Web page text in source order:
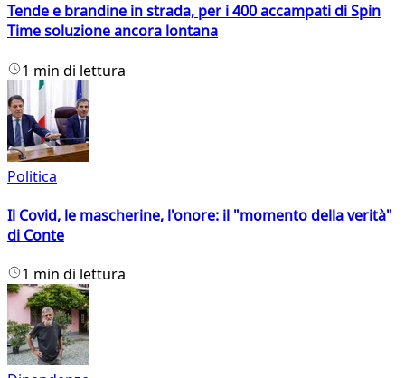
Tende e brandine in strada, per i 400 accampati di Spin
Time soluzione ancora lontana
1 min di lettura
Politica
Il Covid, le mascherine, l'onore: il "momento della verità"
di Conte
1 min di lettura